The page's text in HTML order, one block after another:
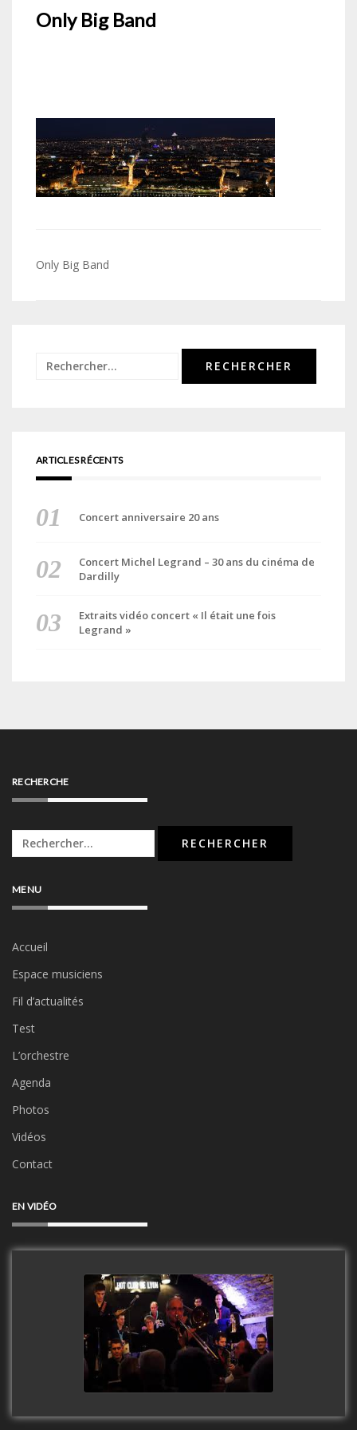
Only Big Band
Navigation
Only Big Band
Rechercher :
ARTICLES RÉCENTS
Concert anniversaire 20 ans
Concert Michel Legrand – 30 ans du cinéma de
Dardilly
Extraits vidéo concert « Il était une fois
Legrand »
RECHERCHE
Rechercher :
MENU
Accueil
Espace musiciens
Fil d’actualités
Test
L’orchestre
Agenda
Photos
Vidéos
Contact
EN VIDÉO
Clip Only Big Band 2019
watch video